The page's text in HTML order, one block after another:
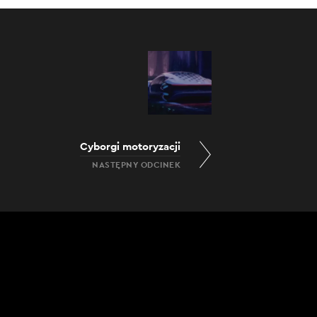
Cyborgi motoryzacji
NASTĘPNY ODCINEK